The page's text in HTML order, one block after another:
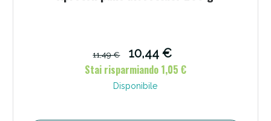
11,49 €
10,44 €
Stai risparmiando 1,05 €
Disponibile